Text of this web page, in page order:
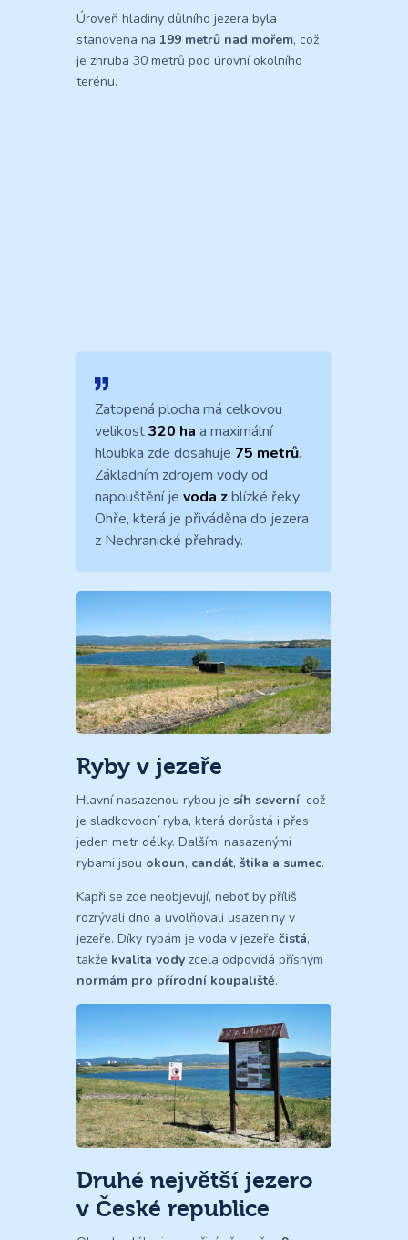
Úroveň hladiny důlního jezera byla
stanovena na 199 metrů nad mořem, což
je zhruba 30 metrů pod úrovní okolního
terénu.
Zatopená plocha má celkovou
velikost320 ha a maximální
hloubka zde dosahuje 75 metrů.
Základním zdrojem vody od
napouštění je voda zblízké řeky
Ohře, která je přiváděna do jezera
z Nechranické přehrady.
Ryby v jezeře
Hlavní nasazenou rybou je síh severní, což
je sladkovodní ryba, která dorůstá i přes
jeden metr délky. Dalšími nasazenými
rybami jsou okoun, candát, štika a sumec.
Kapři se zde neobjevují, neboť by příliš
rozrývali dno a uvolňovali usazeniny v
jezeře. Díky rybám je voda v jezeře čistá,
takže kvalita vody zcela odpovídá přísným
normám pro přírodní koupaliště.
Druhé největší jezero
v České republice